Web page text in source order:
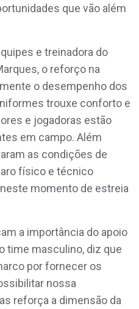
que vão além
e treinadora do
o reforço na
o desempenho dos
trouxe conforto e
e jogadoras estão
em campo. Além
as condições de
físico e técnico
momento de estreia
a importância do apoio
time masculino, diz que
por fornecer os
nossa
reforça a dimensão da